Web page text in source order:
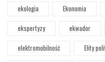
ekologia
Ekonomia
ekspertyzy
ekwador
elektromobilność
Elity